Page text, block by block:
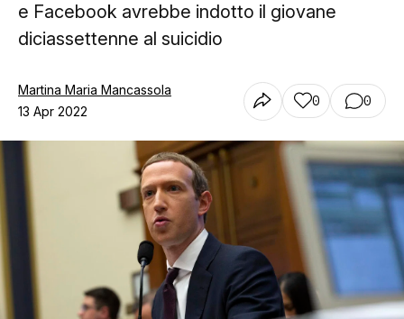
Contatti
e Facebook avrebbe indotto il giovane
diciassettenne al suicidio
Martina Maria Mancassola
13 Apr 2022
0 0